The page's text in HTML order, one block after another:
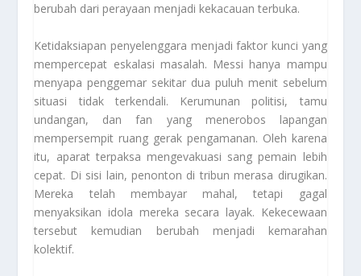
berubah dari perayaan menjadi kekacauan terbuka.
Ketidaksiapan penyelenggara menjadi faktor kunci yang
mempercepat eskalasi masalah. Messi hanya mampu
menyapa penggemar sekitar dua puluh menit sebelum
situasi tidak terkendali. Kerumunan politisi, tamu
undangan, dan fan yang menerobos lapangan
mempersempit ruang gerak pengamanan. Oleh karena
itu, aparat terpaksa mengevakuasi sang pemain lebih
cepat. Di sisi lain, penonton di tribun merasa dirugikan.
Mereka telah membayar mahal, tetapi gagal
menyaksikan idola mereka secara layak. Kekecewaan
tersebut kemudian berubah menjadi kemarahan
kolektif.